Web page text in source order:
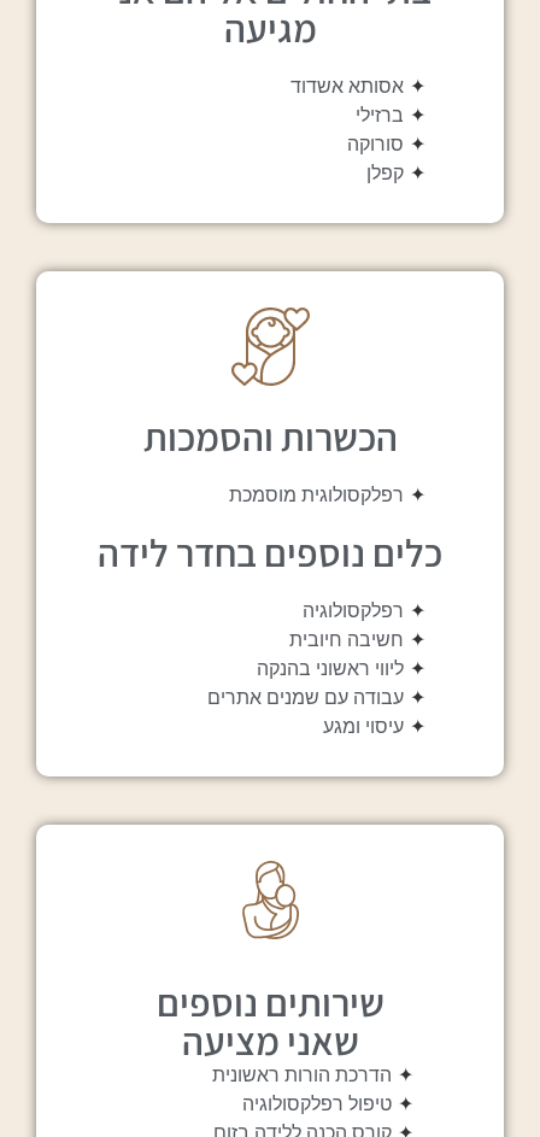
מגיעה
✦ אסותא אשדוד
✦ ברזילי
✦ סורוקה
✦ קפלן
הכשרות והסמכות
✦ רפלקסולוגית מוסמכת
כלים נוספים בחדר לידה
✦ רפלקסולוגיה
✦ חשיבה חיובית
✦ ליווי ראשוני בהנקה
✦ עבודה עם שמנים אתרים
✦ עיסוי ומגע
שירותים נוספים
שאני מציעה
✦ הדרכת הורות ראשונית
✦ טיפול רפלקסולוגיה